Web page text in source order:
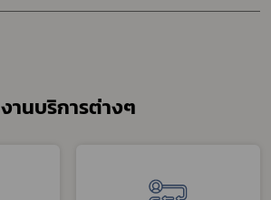
งานบริการต่างๆ